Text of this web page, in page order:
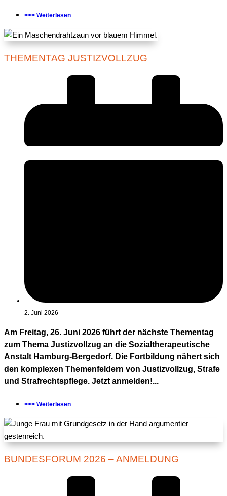
>>> Weiterlesen
THEMENTAG JUSTIZVOLLZUG
2. Juni 2026
Am Freitag, 26. Juni 2026 führt der nächste Thementag
zum Thema Justizvollzug an die Sozialtherapeutische
Anstalt Hamburg-Bergedorf. Die Fortbildung nähert sich
den komplexen Themenfeldern von Justizvollzug, Strafe
und Strafrechtspflege. Jetzt anmelden!...
>>> Weiterlesen
BUNDESFORUM 2026 – ANMELDUNG